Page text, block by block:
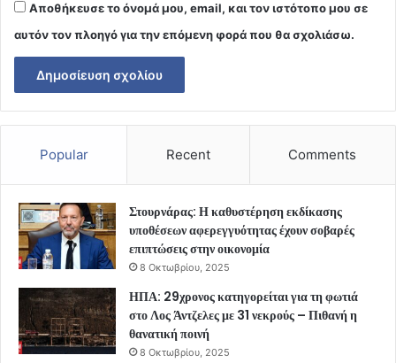
Αποθήκευσε το όνομά μου, email, και τον ιστότοπο μου σε
αυτόν τον πλοηγό για την επόμενη φορά που θα σχολιάσω.
Popular Recent Comments
Στουρνάρας: Η καθυστέρηση εκδίκασης
υποθέσεων αφερεγγυότητας έχουν σοβαρές
επιπτώσεις στην οικονομία
8 Οκτωβρίου, 2025
ΗΠΑ: 29χρονος κατηγορείται για τη φωτιά
στο Λος Άντζελες με 31 νεκρούς – Πιθανή η
θανατική ποινή
8 Οκτωβρίου, 2025